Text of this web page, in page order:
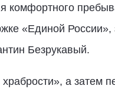
комфортного
«Единой России»,
Безрукавый.
а затем